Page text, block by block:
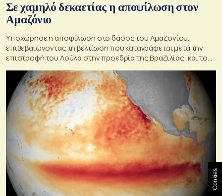
Σε χαμηλό δεκαετίας η αποψίλωση στον
Αμαζόνιο
Υποχώρησε η αποψίλωση στο δάσος του Αμαζονίου,
επιβεβαιώνοντας τη βελτίωση που καταγράφεται μετά την
επιστροφή του Λούλα στην προεδρία της Βραζιλίας, και του
Cookies